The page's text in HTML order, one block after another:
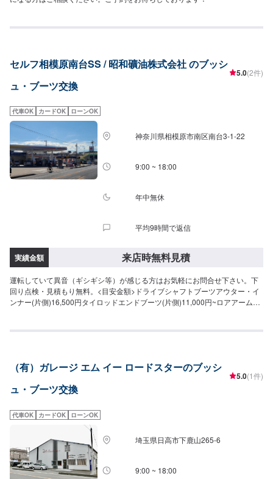
セルフ相模原南台SS / 昭和礦油株式会社 のブッシ
ュ・ブーツ交換
5.0(2件)
代車OK カードOK ローンOK
神奈川県相模原市南区南台3-1-22
9:00 ~ 18:00
年中無休
平均9時間で返信
実績金額 来店時無料見積
運転していて異音（ギシギシ等）が感じる方はお気軽にお問合せ下さい。下
回り点検・見積もり無料。<目安金額>ドライブシャフトブーツアウター・イ
ンナー(片側)16,500円タイロッドエンドブーツ(片側)11,000円~ロアアームブ
（有）ガレージ エム イー ロードスターのブッシ
ュ・ブーツ交換
5.0(1件)
代車OK カードOK ローンOK
埼玉県日高市下鹿山265-6
9:00 ~ 18:00